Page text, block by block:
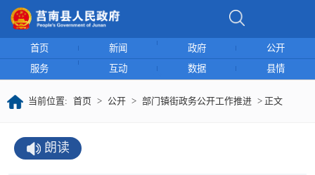
首页 新闻 政府
公开
服务
互动 数据 县情
当前位置: 首页 > 公开 > 部门镇街政务公开工作推进 > 正文
朗读